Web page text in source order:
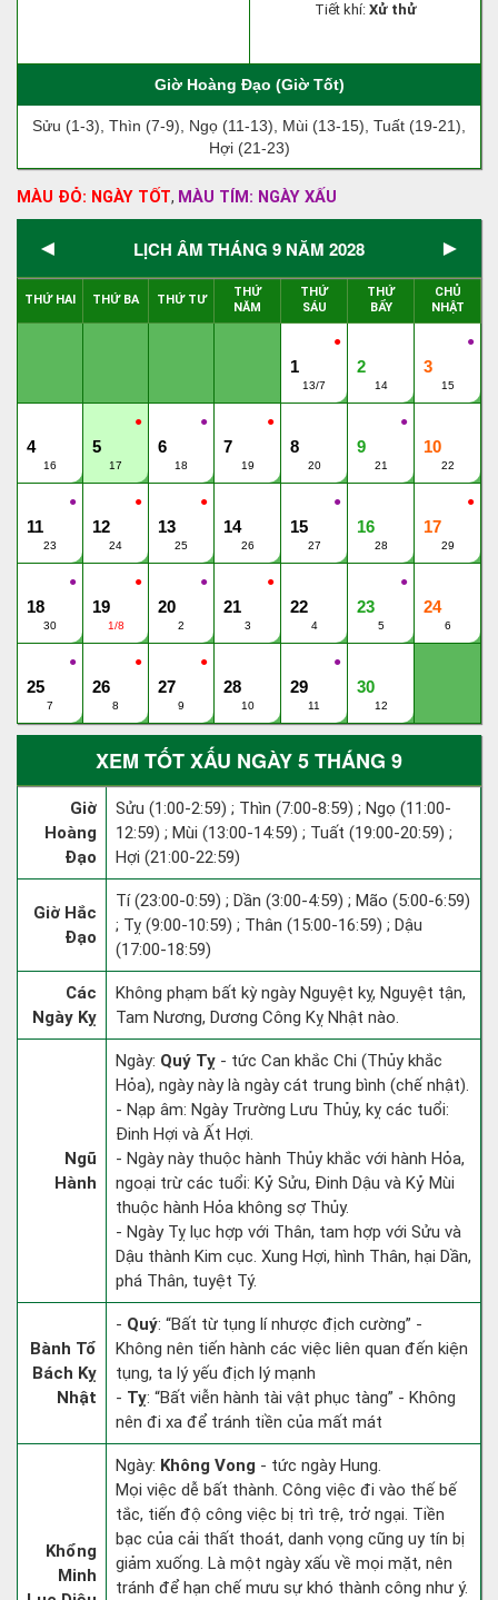
Tiết khí: Xử thử
Giờ Hoàng Đạo (Giờ Tốt)
Sửu (1-3), Thìn (7-9), Ngọ (11-13), Mùi (13-15), Tuất (19-21),
Hợi (21-23)
MÀU ĐỎ: NGÀY TỐT, MÀU TÍM: NGÀY XẤU
◄ LỊCH ÂM THÁNG 9 NĂM 2028 ►
THỨ HAI THỨ BA THỨ TƯ
THỨ
NĂM
THỨ
SÁU
THỨ
BẨY
CHỦ
NHẬT
●
1
13/7
2
14
●
3
15
4
16
●
5
17
●
6
18
●
7
19
8
20
●
9
21
10
22
●
11
23
●
12
24
●
13
25
14
26
●
15
27
16
28
●
17
29
●
18
30
●
19
1/8
●
20
2
●
21
3
22
4
●
23
5
24
6
●
25
7
●
26
8
●
27
9
28
10
●
29
11
30
12
XEM TỐT XẤU NGÀY 5 THÁNG 9
Giờ
Hoàng
Đạo
Sửu (1:00-2:59) ; Thìn (7:00-8:59) ; Ngọ (11:00-
12:59) ; Mùi (13:00-14:59) ; Tuất (19:00-20:59) ;
Hợi (21:00-22:59)
Giờ Hắc
Đạo
Tí (23:00-0:59) ; Dần (3:00-4:59) ; Mão (5:00-6:59)
; Tỵ (9:00-10:59) ; Thân (15:00-16:59) ; Dậu
(17:00-18:59)
Các
Ngày Kỵ
Không phạm bất kỳ ngày Nguyệt kỵ, Nguyệt tận,
Tam Nương, Dương Công Kỵ Nhật nào.
Ngũ
Hành
Ngày: Quý Tỵ - tức Can khắc Chi (Thủy khắc
Hỏa), ngày này là ngày cát trung bình (chế nhật).
- Nạp âm: Ngày Trường Lưu Thủy, kỵ các tuổi:
Đinh Hợi và Ất Hợi.
- Ngày này thuộc hành Thủy khắc với hành Hỏa,
ngoại trừ các tuổi: Kỷ Sửu, Đinh Dậu và Kỷ Mùi
thuộc hành Hỏa không sợ Thủy.
- Ngày Tỵ lục hợp với Thân, tam hợp với Sửu và
Dậu thành Kim cục. Xung Hợi, hình Thân, hại Dần,
phá Thân, tuyệt Tý.
Bành Tổ
Bách Kỵ
Nhật
- Quý: “Bất từ tụng lí nhược địch cường” -
Không nên tiến hành các việc liên quan đến kiện
tụng, ta lý yếu địch lý mạnh
- Tỵ: “Bất viễn hành tài vật phục tàng” - Không
nên đi xa để tránh tiền của mất mát
Khổng
Minh
Ngày: Không Vong - tức ngày Hung.
Mọi việc dễ bất thành. Công việc đi vào thế bế
tắc, tiến độ công việc bị trì trệ, trở ngại. Tiền
bạc của cải thất thoát, danh vọng cũng uy tín bị
giảm xuống. Là một ngày xấu về mọi mặt, nên
tránh để hạn chế mưu sự khó thành công như ý.